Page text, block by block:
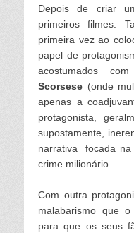
Depois de criar
primeiros filmes.
primeira vez ao
papel de
acostumados
Scorsese (onde
apenas a
protagonista,
supostamente,
narrativa focada na
crime milionário.
Com outra
malabarismo que
para que os seus